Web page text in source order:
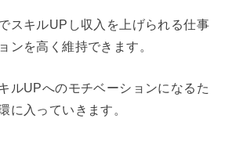
スキルUPし収入を上げられる仕事
ンを高く維持できます。
ルUPへのモチベーションになるた
に入っていきます。